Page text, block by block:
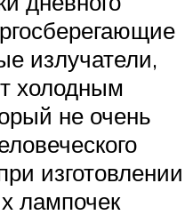
излучатели,
холодным
не очень
изготовлении
лампочек